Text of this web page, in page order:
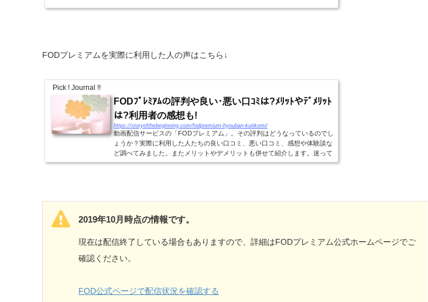
FODプレミアムを実際に利用した人の声はこちら↓
Pick ! Journal !!
FODﾌﾟﾚﾐｱﾑの評判や良い･悪い口ｺﾐは?ﾒﾘｯﾄやﾃﾞﾒﾘｯﾄ
は?利用者の感想も!
https://storyofthebeginning.com/fodpremium-hyouban-kutikomi/
動画配信サービスの「FODプレミアム」。その評判はどうなっているのでし
ょうか？実際に利用した人たちの良い口コミ、悪い口コミ、感想や体験談な
ど調べてみました。またメリットやデメリットも併せて紹介します。迷って
いる人はぜひ参考にしてみてください！FODプレ...
2019年10月時点の情報です。
現在は配信終了している場合もありますので、詳細はFODプレミアム公式ホームページでご
確認ください。
FOD公式ページで配信状況を確認する